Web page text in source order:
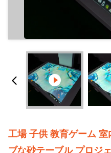
工場 子供 教育ゲーム
ブな砂テーブル プロジ